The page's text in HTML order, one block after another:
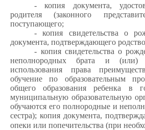
- копия документа,
родителя (законного
поступающего;
- копия свидетельства о
документа, подтверждающего родство
- копия свидетельства о
неполнородных брата и (или)
использования права
обучение по образовательным
общего образования ребенка в
муниципальную образовательную
обучаются его полнородные и
сестра); копия документа,
опеки или попечительства (при